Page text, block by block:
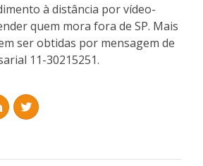
à distância por vídeo-
quem mora fora de SP. Mais
ser obtidas por mensagem de
11-30215251.